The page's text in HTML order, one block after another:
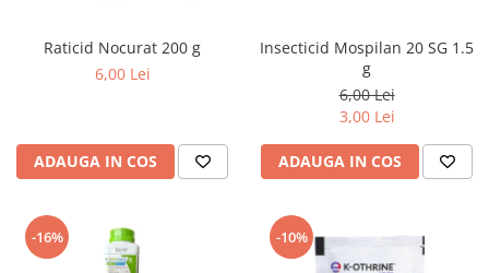
Raticid Nocurat 200 g
6,00 Lei
ADAUGA IN COS
Insecticid Mospilan 20 SG 1.5
g
6,00 Lei
3,00 Lei
ADAUGA IN COS
-16% -10%